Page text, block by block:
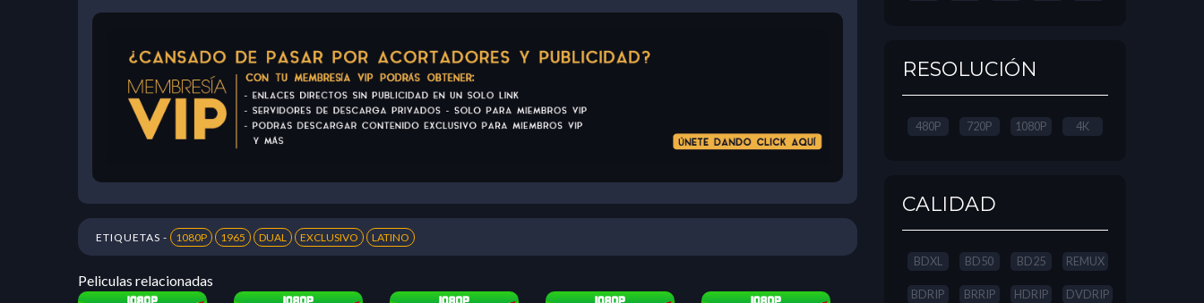
ETIQUETAS - 1080P 1965 DUAL EXCLUSIVO LATINO
Peliculas relacionadas
RESOLUCIÓN
480P 720P 1080P 4K
CALIDAD
BDXL BD50 BD25 REMUX
BDRIP BRRIP HDRIP DVDRIP